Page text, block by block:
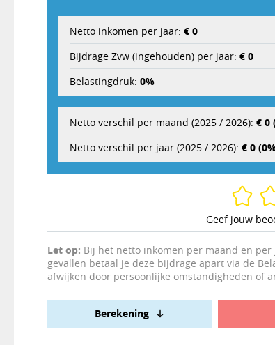
Netto inkomen per jaar: € 0
Bijdrage Zvw (ingehouden) per jaar: € 0
Belastingdruk: 0%
Netto verschil per maand (2025 / 2026): € 0
Netto verschil per jaar (2025 / 2026): € 0
Geef jouw
Let op: Bij het netto inkomen per maand en
gevallen betaal je deze bijdrage apart via de
afwijken door persoonlijke omstandigheden of
Berekening